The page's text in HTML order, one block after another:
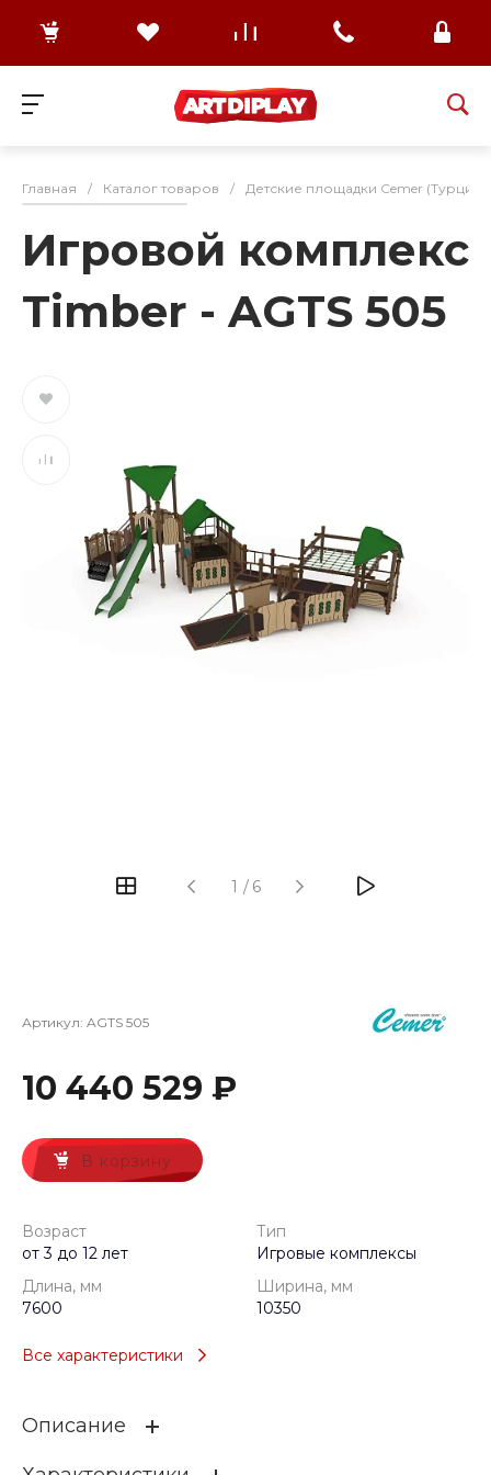
Главная / Каталог товаров / Детские площадки Cemer (Турция)
Игровой комплекс
Timber - AGTS 505
1 / 6
Артикул: AGTS 505
10 440 529 ₽
В корзину
Возраст
от 3 до 12 лет
Тип
Игровые комплексы
Длина, мм
7600
Ширина, мм
10350
Все характеристики
Описание